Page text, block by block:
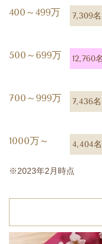
400～499万 7,309名
500～699万 12,760名
700～999万 7,436名
1000万～ 4,404名
※2023年2月時点